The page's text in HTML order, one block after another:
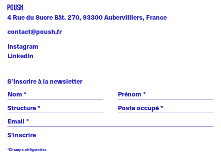
4 Rue du Sucre Bât. 270, 93300 Aubervilliers, France
contact@poush.fr
Instagram
LinkedIn
S’inscrire à la newsletter
*Champs obligatoires